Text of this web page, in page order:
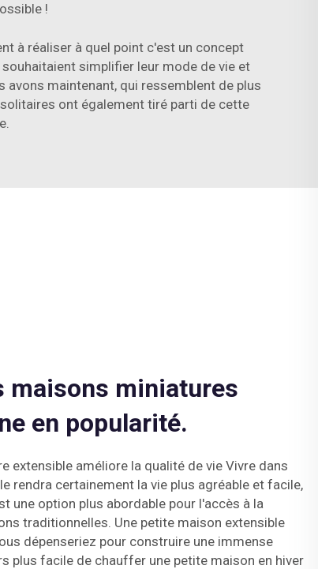
!
à réaliser à quel point c'est un concept
simplifier leur mode de vie et
maintenant, qui ressemblent de plus
ont également tiré parti de cette
maisons miniatures
en popularité.
extensible améliore la qualité de vie Vivre dans
rendra certainement la vie plus agréable et facile,
une option plus abordable pour l'accès à la
traditionnelles. Une petite maison extensible
dépenseriez pour construire une immense
plus facile de chauffer une petite maison en hiver